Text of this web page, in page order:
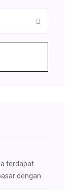
terdapat
dengan